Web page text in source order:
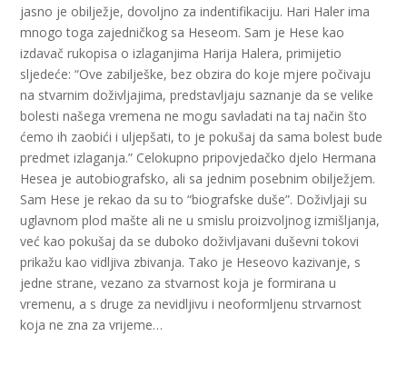
jasno je obilježje, dovoljno za indentifikaciju. Hari Haler ima
mnogo toga zajedničkog sa Heseom. Sam je Hese kao
izdavač rukopisa o izlaganjima Harija Halera, primijetio
sljedeće: “Ove zabilješke, bez obzira do koje mjere počivaju
na stvarnim doživljajima, predstavljaju saznanje da se velike
bolesti našega vremena ne mogu savladati na taj način što
ćemo ih zaobići i uljepšati, to je pokušaj da sama bolest bude
predmet izlaganja.” Celokupno pripovjedačko djelo Hermana
Hesea je autobiografsko, ali sa jednim posebnim obilježjem.
Sam Hese je rekao da su to “biografske duše”. Doživljaji su
uglavnom plod mašte ali ne u smislu proizvoljnog izmišljanja,
već kao pokušaj da se duboko doživljavani duševni tokovi
prikažu kao vidljiva zbivanja. Tako je Heseovo kazivanje, s
jedne strane, vezano za stvarnost koja je formirana u
vremenu, a s druge za nevidljivu i neoformljenu strvarnost
koja ne zna za vrijeme…